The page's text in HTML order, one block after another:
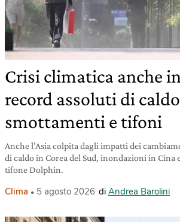
Crisi climatica anche
record assoluti di
smottamenti e tifoni
Anche l’Asia colpita dagli impatti dei
di caldo in Corea del Sud, inondazioni in Cina
tifone Dolphin.
Clima 5 agosto 2026 di Andrea Barolini